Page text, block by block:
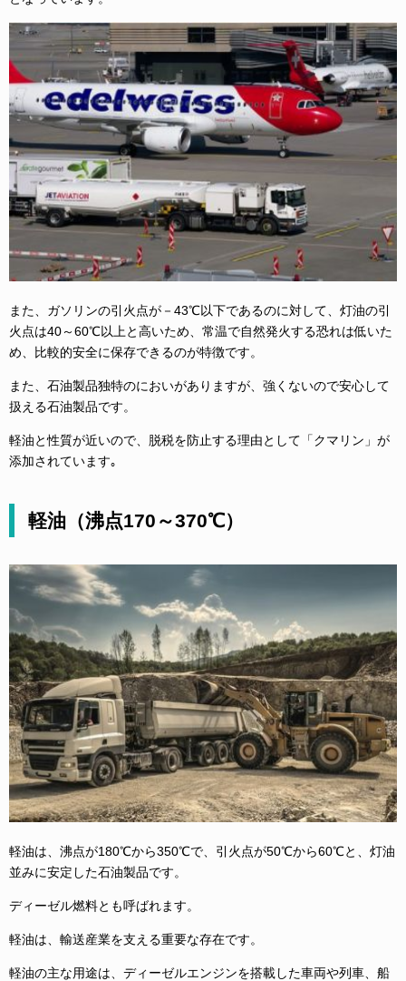
また、ガソリンの引火点が－43℃以下であるのに対して、灯油の引
火点は40～60℃以上と高いため、常温で自然発火する恐れは低いた
め、比較的安全に保存できるのが特徴です。
また、石油製品独特のにおいがありますが、強くないので安心して
扱える石油製品です。
軽油と性質が近いので、脱税を防止する理由として「クマリン」が
添加されています｡
軽油（沸点170～370℃）
軽油は、沸点が180℃から350℃で、引火点が50℃から60℃と、灯油
並みに安定した石油製品です。
ディーゼル燃料とも呼ばれます。
軽油は、輸送産業を支える重要な存在です。
軽油の主な用途は、ディーゼルエンジンを搭載した車両や列車、船